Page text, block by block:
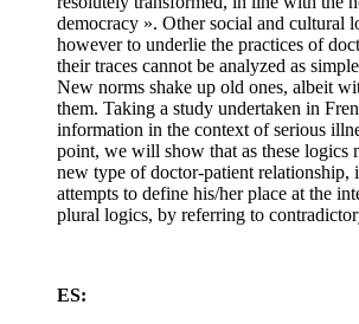
democracy ». Other social and cultural
however to underlie the practices of
their traces cannot be analyzed as
New norms shake up old ones, albeit
them. Taking a study undertaken in
information in the context of serious
point, we will show that as these logics
new type of doctor-patient relationship,
attempts to define his/her place at the
plural logics, by referring to
ES: